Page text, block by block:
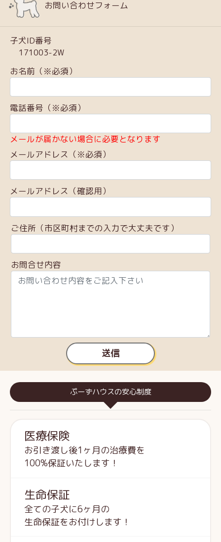
お問い合わせフォーム
子犬ID番号
171003-2W
お名前（※必須）
電話番号（※必須）
メールが届かない場合に必要となります
メールアドレス（※必須）
メールアドレス（確認用）
ご住所（市区町村までの入力で大丈夫です）
お問合せ内容
送信
ぷーずハウスの安心制度
医療保険
お引き渡し後1ヶ月の治療費を
100%保証いたします！
生命保証
全ての子犬に6ヶ月の
生命保証をお付けします！